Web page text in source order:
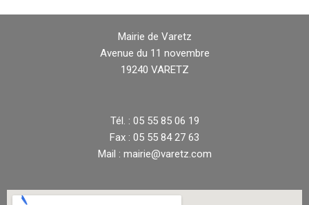
Mairie de Varetz
Avenue du 11 novembre
19240 VARETZ
Tél. : 05 55 85 06 19
Fax : 05 55 84 27 63
Mail : mairie@varetz.com